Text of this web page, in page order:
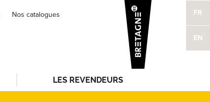
FR
EN
Nos catalogues
LES REVENDEURS